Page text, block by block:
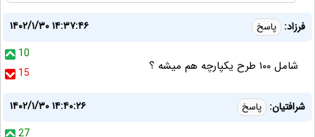
فرزاد: پاسخ
۱۴۰۲/۱/۳۰ ۱۴:۳۷:۴۶
10
15
شامل ۱۰۰ طرح یکپارچه هم میشه ؟
شرافتیان: پاسخ
۱۴۰۲/۱/۳۰ ۱۴:۴۰:۲۶
27